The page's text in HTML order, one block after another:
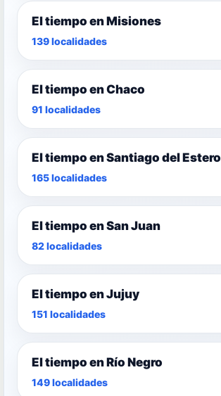
El tiempo en Misiones
139 localidades
El tiempo en Chaco
91 localidades
El tiempo en Santiago del Estero
165 localidades
El tiempo en San Juan
82 localidades
El tiempo en Jujuy
151 localidades
El tiempo en Río Negro
149 localidades